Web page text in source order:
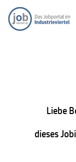
Liebe
dieses